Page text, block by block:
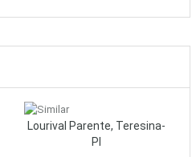
Lourival Parente, Teresina-
PI